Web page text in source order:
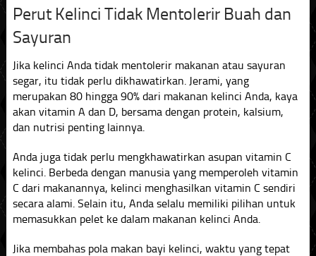
Perut Kelinci Tidak Mentolerir Buah dan
Sayuran
Jika kelinci Anda tidak mentolerir makanan atau sayuran
segar, itu tidak perlu dikhawatirkan. Jerami, yang
merupakan 80 hingga 90% dari makanan kelinci Anda, kaya
akan vitamin A dan D, bersama dengan protein, kalsium,
dan nutrisi penting lainnya.
Anda juga tidak perlu mengkhawatirkan asupan vitamin C
kelinci. Berbeda dengan manusia yang memperoleh vitamin
C dari makanannya, kelinci menghasilkan vitamin C sendiri
secara alami. Selain itu, Anda selalu memiliki pilihan untuk
memasukkan pelet ke dalam makanan kelinci Anda.
Jika membahas pola makan bayi kelinci, waktu yang tepat